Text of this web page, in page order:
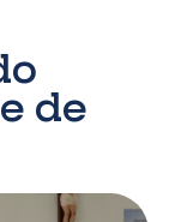
de